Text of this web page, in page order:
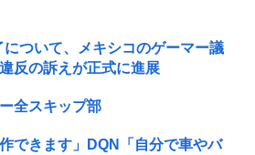
について、メキシコのゲーマー議
反の訴えが正式に進展
全スキップ部
できます」DQN「自分で車やバ